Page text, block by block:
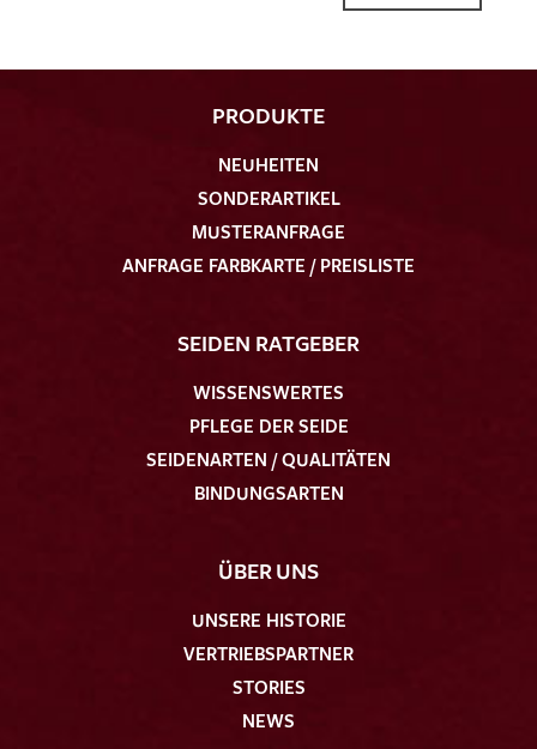
PRODUKTE
NEUHEITEN
SONDERARTIKEL
MUSTERANFRAGE
ANFRAGE FARBKARTE / PREISLISTE
SEIDEN RATGEBER
WISSENSWERTES
PFLEGE DER SEIDE
SEIDENARTEN / QUALITÄTEN
BINDUNGSARTEN
ÜBER UNS
UNSERE HISTORIE
VERTRIEBSPARTNER
STORIES
NEWS